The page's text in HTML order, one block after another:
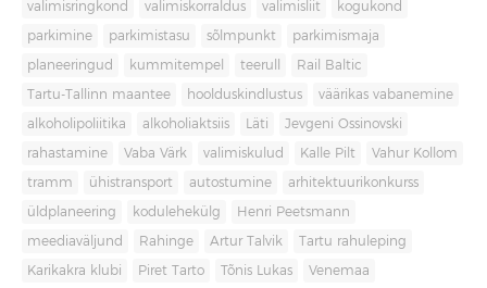
valimisringkond valimiskorraldus valimisliit kogukond
parkimine parkimistasu sõlmpunkt parkimismaja
planeeringud kummitempel teerull Rail Baltic
Tartu-Tallinn maantee hoolduskindlustus väärikas vabanemine
alkoholipoliitika alkoholiaktsiis Läti Jevgeni Ossinovski
rahastamine Vaba Värk valimiskulud Kalle Pilt Vahur Kollom
tramm ühistransport autostumine arhitektuurikonkurss
üldplaneering kodulehekülg Henri Peetsmann
meediaväljund Rahinge Artur Talvik Tartu rahuleping
Karikakra klubi Piret Tarto Tõnis Lukas Venemaa